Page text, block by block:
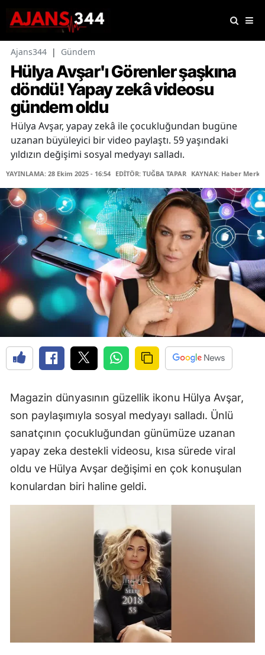
Ajans344 | Gündem
Hülya Avşar'ı Görenler şaşkına
döndü! Yapay zekâ videosu
gündem oldu
Hülya Avşar, yapay zekâ ile çocukluğundan bugüne
uzanan büyüleyici bir video paylaştı. 59 yaşındaki
yıldızın değişimi sosyal medyayı salladı.
YAYINLAMA: 28 Ekim 2025 - 16:54 EDİTÖR: TUĞBA TAPAR KAYNAK: Haber
Magazin dünyasının güzellik ikonu Hülya Avşar,
son paylaşımıyla sosyal medyayı salladı. Ünlü
sanatçının çocukluğundan günümüze uzanan
yapay zeka destekli videosu, kısa sürede viral
oldu ve Hülya Avşar değişimi en çok konuşulan
konulardan biri haline geldi.